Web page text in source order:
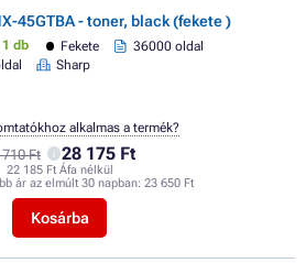
45GTBA - toner, black (fekete )
db Fekete
36000 oldal
Sharp
Ft 28 175 Ft
22 185 Ft Áfa nélkül
ár az elmúlt 30 napban: 23 650 Ft
Kosárba
alkalmas a termék?